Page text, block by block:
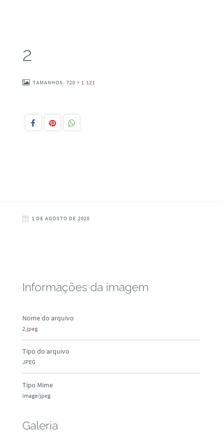
2
TAMANHOS: 720 × 1.121
1 DE AGOSTO DE 2020
Informações da imagem
Nome do arquivo
2.jpeg
Tipo do arquivo
JPEG
Tipo Mime
image/jpeg
Galeria